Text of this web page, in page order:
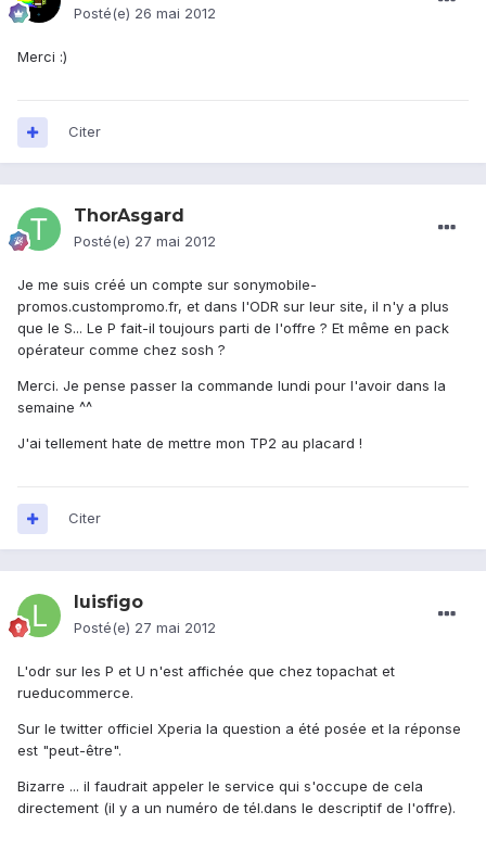
Posté(e) 26 mai 2012
Merci :)
Citer
ThorAsgard
Posté(e) 27 mai 2012
Je me suis créé un compte sur sonymobile-
promos.custompromo.fr, et dans l'ODR sur leur site, il n'y a plus
que le S... Le P fait-il toujours parti de l'offre ? Et même en pack
opérateur comme chez sosh ?
Merci. Je pense passer la commande lundi pour l'avoir dans la
semaine ^^
J'ai tellement hate de mettre mon TP2 au placard !
Citer
luisfigo
Posté(e) 27 mai 2012
L'odr sur les P et U n'est affichée que chez topachat et
rueducommerce.
Sur le twitter officiel Xperia la question a été posée et la réponse
est "peut-être".
Bizarre ... il faudrait appeler le service qui s'occupe de cela
directement (il y a un numéro de tél.dans le descriptif de l'offre).